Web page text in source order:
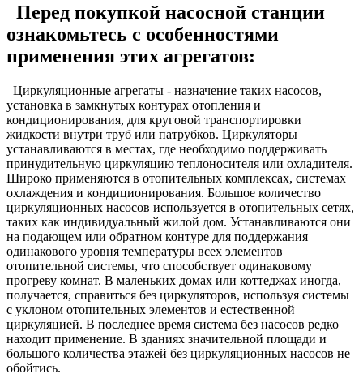
Перед покупкой насосной станции
ознакомьтесь с особенностями
применения этих агрегатов:
Циркуляционные агрегаты - назначение таких насосов,
установка в замкнутых контурах отопления и
кондиционирования, для круговой транспортировки
жидкости внутри труб или патрубков. Циркуляторы
устанавливаются в местах, где необходимо поддерживать
принудительную циркуляцию теплоносителя или охладителя.
Широко применяются в отопительных комплексах, системах
охлаждения и кондиционирования. Большое количество
циркуляционных насосов используется в отопительных сетях,
таких как индивидуальный жилой дом. Устанавливаются они
на подающем или обратном контуре для поддержания
одинакового уровня температуры всех элементов
отопительной системы, что способствует одинаковому
прогреву комнат. В маленьких домах или коттеджах иногда,
получается, справиться без циркуляторов, используя системы
с уклоном отопительных элементов и естественной
циркуляцией. В последнее время система без насосов редко
находит применение. В зданиях значительной площади и
большого количества этажей без циркуляционных насосов не
обойтись.